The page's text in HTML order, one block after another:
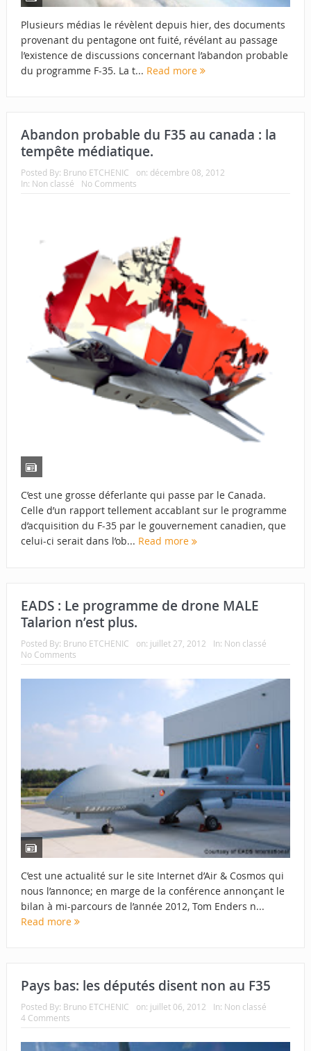
Plusieurs médias le révèlent depuis hier, des documents
provenant du pentagone ont fuité, révélant au passage
l’existence de discussions concernant l’abandon probable
du programme F-35. La t... Read more
Abandon probable du F35 au canada : la
tempête médiatique.
Posted By: Bruno ETCHENIC on: décembre 08, 2012
In: Non classé No Comments
C’est une grosse déferlante qui passe par le Canada.
Celle d’un rapport tellement accablant sur le programme
d’acquisition du F-35 par le gouvernement canadien, que
celui-ci serait dans l’ob... Read more
EADS : Le programme de drone MALE
Talarion n’est plus.
Posted By: Bruno ETCHENIC on: juillet 27, 2012 In: Non classé
No Comments
C’est une actualité sur le site Internet d’Air & Cosmos qui
nous l’annonce; en marge de la conférence annonçant le
bilan à mi-parcours de l’année 2012, Tom Enders n...
Read more
Pays bas: les députés disent non au F35
Posted By: Bruno ETCHENIC on: juillet 06, 2012 In: Non classé
4 Comments